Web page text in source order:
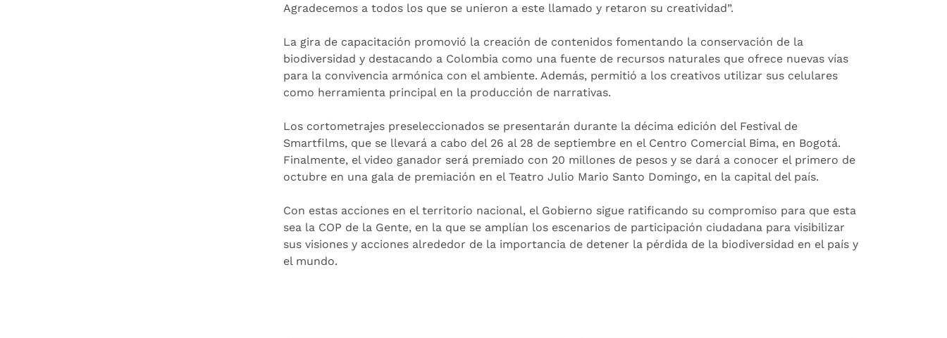
Agradecemos a todos los que se unieron a este llamado y retaron su creatividad”.
La gira de capacitación promovió la creación de contenidos fomentando la conservación de la
biodiversidad y destacando a Colombia como una fuente de recursos naturales que ofrece nuevas vías
para la convivencia armónica con el ambiente. Además, permitió a los creativos utilizar sus celulares
como herramienta principal en la producción de narrativas.
Los cortometrajes preseleccionados se presentarán durante la décima edición del Festival de
Smartfilms, que se llevará a cabo del 26 al 28 de septiembre en el Centro Comercial Bima, en Bogotá.
Finalmente, el video ganador será premiado con 20 millones de pesos y se dará a conocer el primero de
octubre en una gala de premiación en el Teatro Julio Mario Santo Domingo, en la capital del país.
Con estas acciones en el territorio nacional, el Gobierno sigue ratificando su compromiso para que esta
sea la COP de la Gente, en la que se amplían los escenarios de participación ciudadana para visibilizar
sus visiones y acciones alrededor de la importancia de detener la pérdida de la biodiversidad en el país y
el mundo.